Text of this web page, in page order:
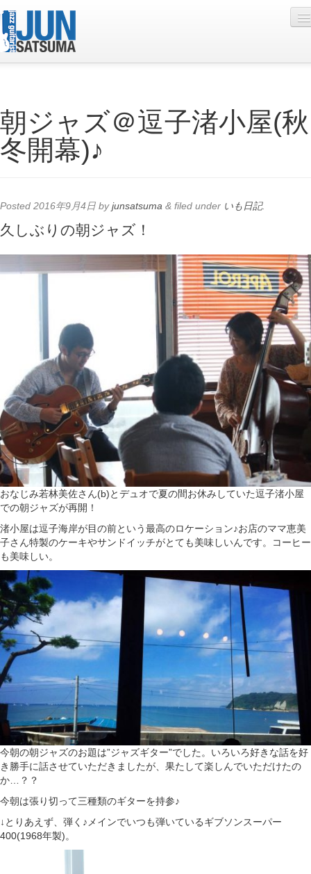
Live Schedule
Discography
Contact
YouTube
朝ジャズ＠逗子渚小屋(秋
冬開幕)♪
Posted 2016年9月4日 byjunsatsuma & filed under いも日記.
久しぶりの朝ジャズ！
おなじみ若林美佐さん(b)とデュオで夏の間お休みしていた逗子渚小屋
での朝ジャズが再開！
渚小屋は逗子海岸が目の前という最高のロケーション♪お店のママ恵美
子さん特製のケーキやサンドイッチがとても美味しいんです。コーヒー
も美味しい。
今朝の朝ジャズのお題は”ジャズギター”でした。いろいろ好きな話を好
き勝手に話させていただきましたが、果たして楽しんでいただけたの
か…？？
今朝は張り切って三種類のギターを持参♪
↓とりあえず、弾く♪メインでいつも弾いているギブソンスーパー
400(1968年製)。